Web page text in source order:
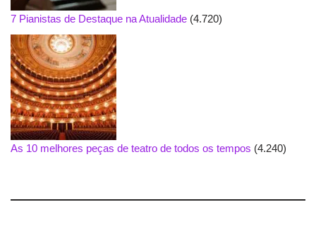
7 Pianistas de Destaque na Atualidade (4.720)
As 10 melhores peças de teatro de todos os tempos (4.240)